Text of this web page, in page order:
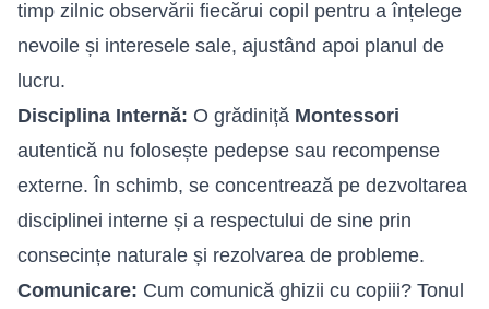
timp zilnic observării fiecărui copil pentru a înțelege
nevoile și interesele sale, ajustând apoi planul de
lucru.
Disciplina Internă: O grădiniță Montessori
autentică nu folosește pedepse sau recompense
externe. În schimb, se concentrează pe dezvoltarea
disciplinei interne și a respectului de sine prin
consecințe naturale și rezolvarea de probleme.
Comunicare: Cum comunică ghizii cu copiii? Tonul